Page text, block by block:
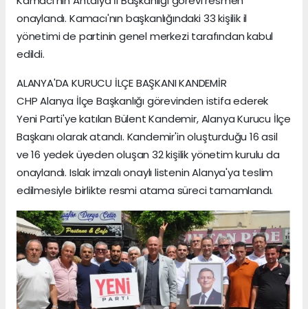
onaylandı. Kamacı'nın başkanlığındaki 33 kişilik il
yönetimi de partinin genel merkezi tarafından kabul
edildi.
ALANYA'DA KURUCU İLÇE BAŞKANI KANDEMİR
CHP Alanya İlçe Başkanlığı görevinden istifa ederek
Yeni Parti'ye katılan Bülent Kandemir, Alanya Kurucu İlçe
Başkanı olarak atandı. Kandemir'in oluşturduğu 16 asil
ve 16 yedek üyeden oluşan 32 kişilik yönetim kurulu da
onaylandı. Islak imzalı onaylı listenin Alanya'ya teslim
edilmesiyle birlikte resmi atama süreci tamamlandı.